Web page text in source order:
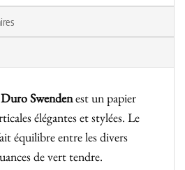
Duro Swendenest un papier
élégantes et stylées. Le
équilibre entre les divers
de vert tendre.